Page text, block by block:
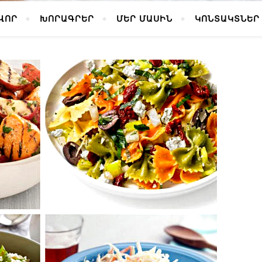
ԽՈՐԱԳՐԵՐ ՄԵՐ ՄԱՍԻՆ ԿՈՆՏԱԿՏՆԵՐ